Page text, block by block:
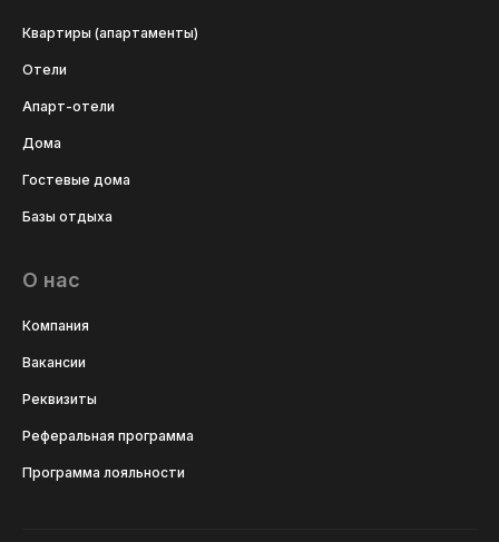
Квартиры (апартаменты)
Отели
Апарт-отели
Дома
Гостевые дома
Базы отдыха
О нас
Компания
Вакансии
Реквизиты
Реферальная программа
Программа лояльности